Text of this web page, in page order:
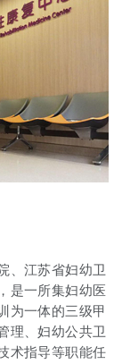
、江苏省妇幼卫
是一所集妇幼医
为一体的三级甲
理、妇幼公共卫
术指导等职能任